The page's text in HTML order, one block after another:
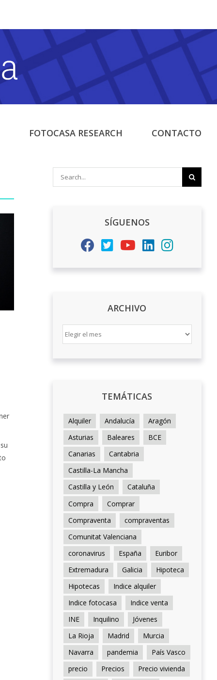
FOTOCASA RESEARCH CONTACTO
SÍGUENOS
ARCHIVO
ARCHIVO
TEMÁTICAS
Alquiler Andalucía
Aragón
Asturias
Baleares
BCE
Canarias
Cantabria
Castilla-La Mancha
Castilla y León
Cataluña
Compra
Comprar
Compraventa
compraventas
Comunitat Valenciana
coronavirus
España
Euribor
Extremadura
Galicia
Hipoteca
Hipotecas
Indice alquiler
Indice fotocasa
Indice venta
INE
Inquilino
Jóvenes
La Rioja
Madrid
Murcia
Navarra
pandemia
País Vasco
precio
Precios
Precio vivienda